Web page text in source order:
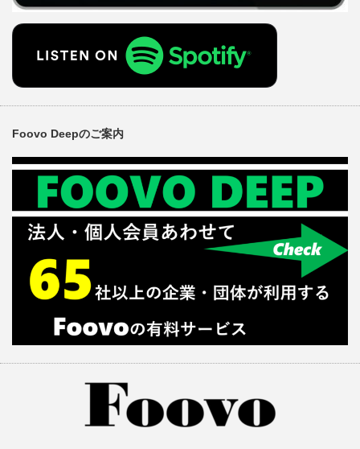
Foovo Deepのご案内